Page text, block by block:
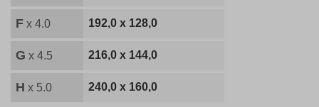
F x 4.0 192,0 x 128,0
G x 4.5 216,0 x 144,0
H x 5.0 240,0 x 160,0